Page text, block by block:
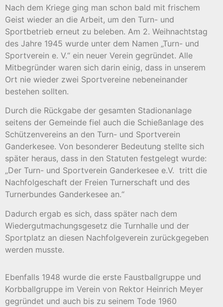
Nach dem Kriege ging man schon bald mit frischem
Geist wieder an die Arbeit, um den Turn- und
Sportbetrieb erneut zu beleben. Am 2. Weihnachtstag
des Jahre 1945 wurde unter dem Namen „Turn- und
Sportverein e. V.“ ein neuer Verein gegründet. Alle
Mitbegründer waren sich darin einig, dass in unserem
Ort nie wieder zwei Sportvereine nebeneinander
bestehen sollten.
Durch die Rückgabe der gesamten Stadionanlage
seitens der Gemeinde fiel auch die Schießanlage des
Schützenvereins an den Turn- und Sportverein
Ganderkesee. Von besonderer Bedeutung stellte sich
später heraus, dass in den Statuten festgelegt wurde:
„Der Turn- und Sportverein Ganderkesee e.V. tritt die
Nachfolgeschaft der Freien Turnerschaft und des
Turnerbundes Ganderkesee an.“
Dadurch ergab es sich, dass später nach dem
Wiedergutmachungsgesetz die Turnhalle und der
Sportplatz an diesen Nachfolgeverein zurückgegeben
werden musste.
Ebenfalls 1948 wurde die erste Faustballgruppe und
Korbballgruppe im Verein von Rektor Heinrich Meyer
gegründet und auch bis zu seinem Tode 1960